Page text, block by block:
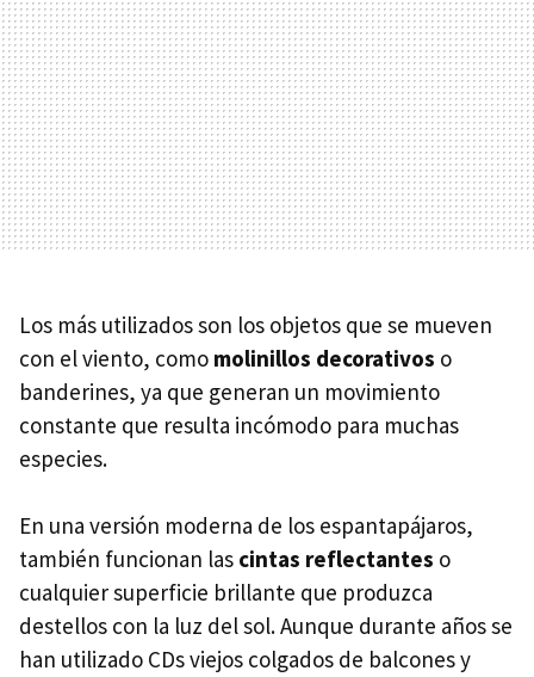
Los más utilizados son los objetos que se mueven
con el viento, como molinillos decorativos o
banderines, ya que generan un movimiento
constante que resulta incómodo para muchas
especies.
En una versión moderna de los espantapájaros,
también funcionan las cintas reflectantes o
cualquier superficie brillante que produzca
destellos con la luz del sol. Aunque durante años se
han utilizado CDs viejos colgados de balcones y